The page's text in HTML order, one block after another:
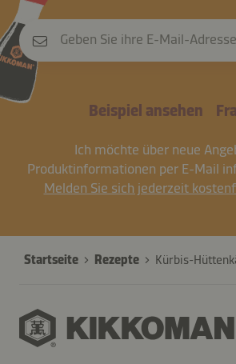
Geben Sie ihre E-Mail-
Beispiel ansehen
Ich möchte über neue
Produktinformationen per E-Mail
Melden Sie sich jederzeit
Startseite Rezepte Kürbis-